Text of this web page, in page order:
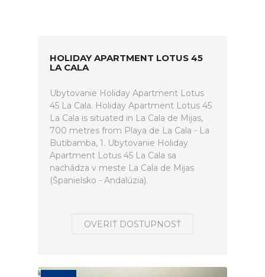
HOLIDAY APARTMENT LOTUS 45
LA CALA
Ubytovanie Holiday Apartment Lotus
45 La Cala. Holiday Apartment Lotus 45
La Cala is situated in La Cala de Mijas,
700 metres from Playa de La Cala - La
Butibamba, 1. Ubytovanie Holiday
Apartment Lotus 45 La Cala sa
nachádza v meste La Cala de Mijas
(Španielsko - Andalúzia).
OVERIŤ DOSTUPNOSŤ